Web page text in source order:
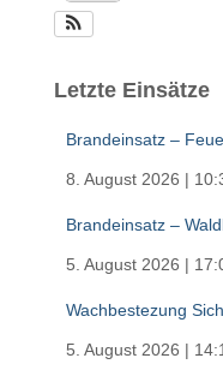
Letzte Einsätze
Brandeinsatz –
8. August 2026 |
Brandeinsatz –
5. August 2026 |
Wachbestezung
5. August 2026 |